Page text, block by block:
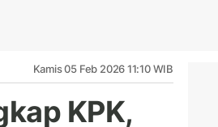
Kamis 05 Feb 2026 11:10 WIB
KPK,